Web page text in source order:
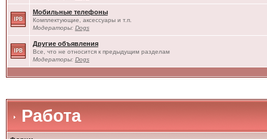
Мобильные телефоны
Комплектующие, аксессуары и т.п.
Модераторы: Dogs
Другие объявления
Все, что не относится к предыдущим разделам
Модераторы: Dogs
Работа